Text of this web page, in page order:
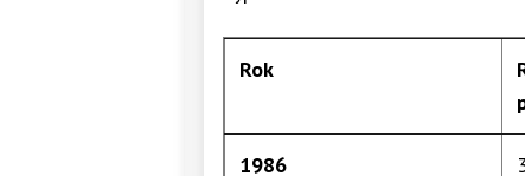
Rok
1986